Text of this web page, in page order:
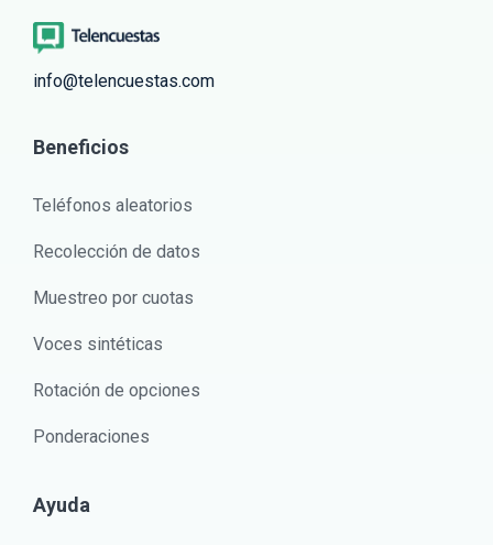
info@telencuestas.com
Beneficios
Teléfonos aleatorios
Recolección de datos
Muestreo por cuotas
Voces sintéticas
Rotación de opciones
Ponderaciones
Ayuda